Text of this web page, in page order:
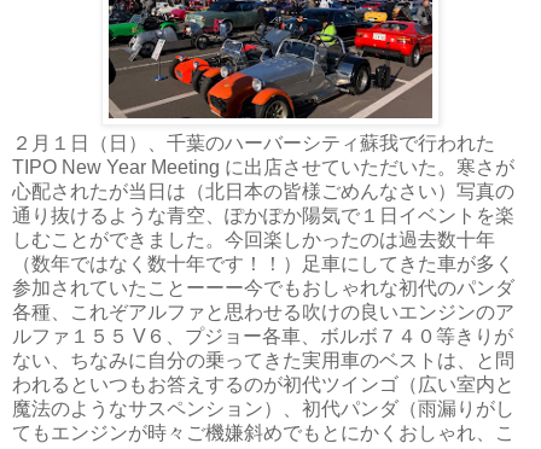
２月１日（日）、千葉のハーバーシティ蘇我で行われた
TIPO New Year Meeting に出店させていただいた。寒さが
心配されたが当日は（北日本の皆様ごめんなさい）写真の
通り抜けるような青空、ぽかぽか陽気で１日イベントを楽
しむことができました。今回楽しかったのは過去数十年
（数年ではなく数十年です！！）足車にしてきた車が多く
参加されていたことーーー今でもおしゃれな初代のパンダ
各種、これぞアルファと思わせる吹けの良いエンジンのア
ルファ１５５ V６、プジョー各車、ボルボ７４０等きりが
ない、ちなみに自分の乗ってきた実用車のベストは、と問
われるといつもお答えするのが初代ツインゴ（広い室内と
魔法のようなサスペンション）、初代パンダ（雨漏りがし
てもエンジンが時々ご機嫌斜めでもとにかくおしゃれ、こ